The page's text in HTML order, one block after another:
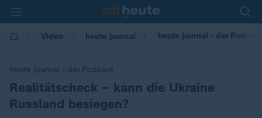
Video heute journal heute journal - der
heute journal - der Podcast
:Realitätscheck – kann die Ukraine
Russland besiegen?